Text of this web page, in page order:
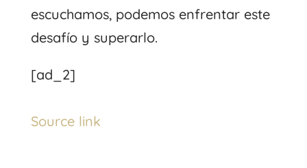
escuchamos, podemos enfrentar este
desafío y superarlo.
[ad_2]
Source link